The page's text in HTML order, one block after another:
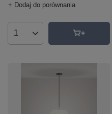
+ Dodaj do porównania
Ilość produktów